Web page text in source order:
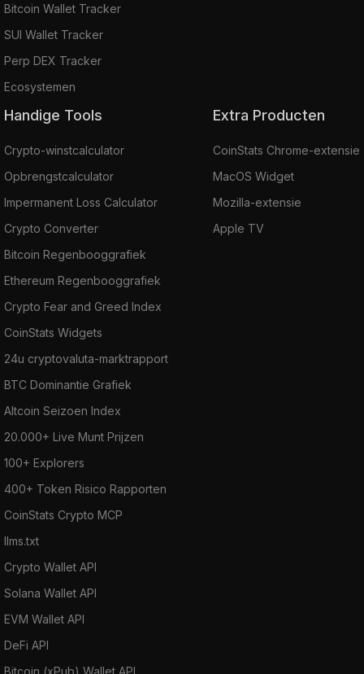
Bitcoin Wallet Tracker
SUI Wallet Tracker
Perp DEX Tracker
Ecosystemen
Handige Tools
Crypto-winstcalculator
Opbrengstcalculator
Impermanent Loss Calculator
Crypto Converter
Bitcoin Regenbooggrafiek
Ethereum Regenbooggrafiek
Crypto Fear and Greed Index
CoinStats Widgets
24u cryptovaluta-marktrapport
BTC Dominantie Grafiek
Altcoin Seizoen Index
20.000+ Live Munt Prijzen
100+ Explorers
400+ Token Risico Rapporten
CoinStats Crypto MCP
llms.txt
Crypto Wallet API
Solana Wallet API
EVM Wallet API
DeFi API
Bitcoin (xPub) Wallet API
Extra Producten
CoinStats Chrome-extensie
MacOS Widget
Mozilla-extensie
Apple TV